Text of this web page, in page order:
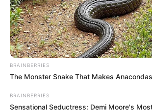
negó a poner dinero, lo que generó una
discusión entre los presentes, y en la
Cano, recibió una puñalada.
BRAINBERRIES
The Monster Snake That Makes
BRAINBERRIES
Sensational Seductress: Demi Moore's